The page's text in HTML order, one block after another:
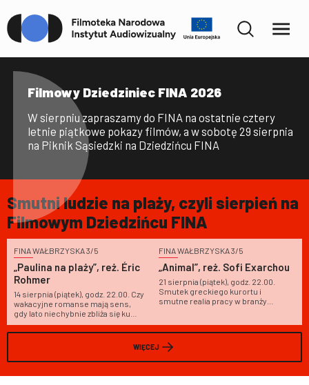
Narodowa
Audiowizualny
Filmowy Dziedziniec FINA 2026
W sierpniu zapraszamy do FINA na ostatnie cztery
letnie piątkowe pokazy filmów, a w sobotę 29 sierpnia
na Piknik Sąsiedzki na Dziedzińcu FINA
Smutni ludzie na plaży, czyli sierpień na
Filmowym Dziedzińcu FINA
WIĘCEJ
FINA WAŁBRZYSKA 3/5
„Paulina na plaży”, reż. Éric
Rohmer
14 sierpnia (piątek), godz. 22.00. Czy
wakacyjne romanse mają sens,
gdy lato niechybnie zbliża się ku
FINA WAŁBRZYSKA 3/5
„Animal”, reż. Sofi Exarchou
21 sierpnia (piątek), godz. 22.00.
Smutek greckiego kurortu i
smutne realia pracy w branży